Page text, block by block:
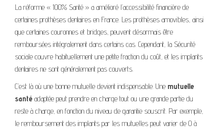
La réforme « 100% Santé » a amélioré l’accessibilité financière de
certaines prothèses dentaires en France. Les prothèses amovibles, ainsi
que certaines couronnes et bridges, peuvent désormais être
remboursées intégralement dans certains cas. Cependant, la Sécurité
sociale couvre habituellement une petite fraction du coût, et les implants
dentaires ne sont généralement pas couverts.
C’est là où une bonne mutuelle devient indispensable. Une mutuelle
santé adaptée peut prendre en charge tout ou une grande partie du
reste à charge, en fonction du niveau de garantie souscrit. Par exemple,
le remboursement des implants par les mutuelles peut varier de 0 à